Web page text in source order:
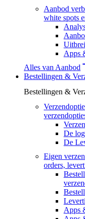
Aanbod
white spots
Apps
Alles van Aanbod
Bestellingen &
Bestellingen &
De
De
Eigen
orders,
Apps